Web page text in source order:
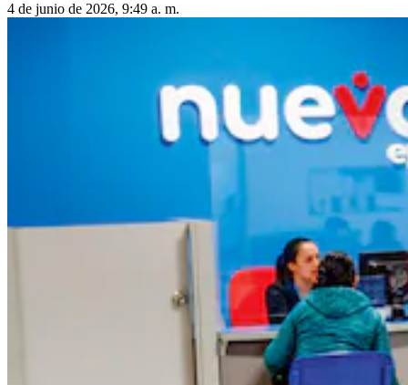
4 de junio de 2026, 9:49 a. m.